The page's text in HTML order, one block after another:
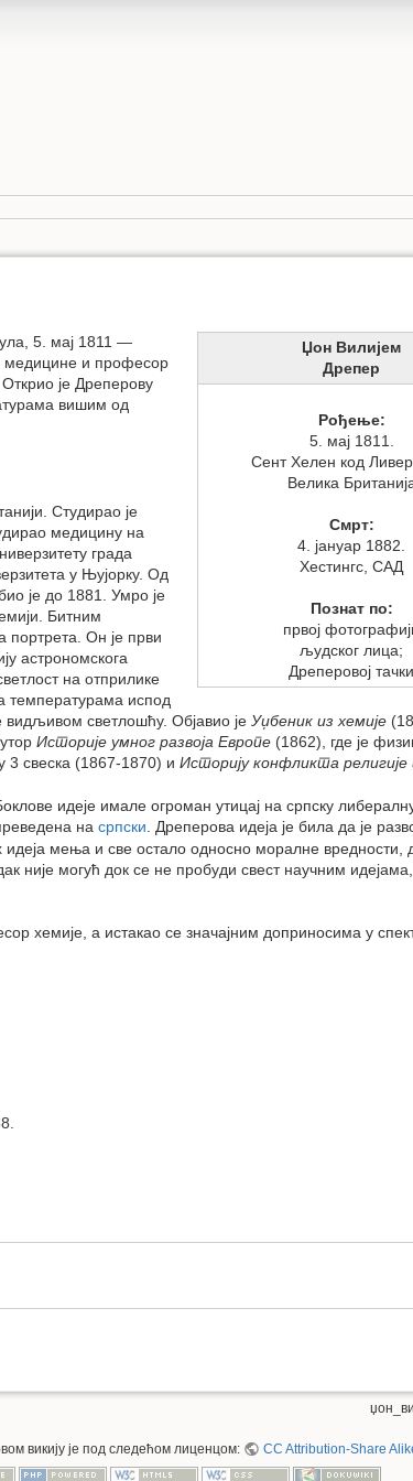
Џон Вилијем
Дрепер
Рођење:
5. мај 1811.
Сент Хелен код
Велика
Смрт:
4. јануар 1882.
Хестингс, САД
Познат по:
првој
људског лица;
Дреперовој тачки
5. мај 1811 —
медицине и професор
је Дреперову
вишим од
Студирао је
медицину на
града
у Њујорку. Од
је до 1881. Умро је
Битним
портрета. Он је први
астрономскога
на отприлике
температурама испод
видљивом светлошћу. Објавио је Уџбеник из хемије
Историје умног развоја Европе (1862), где је
3 свеска (1867-1870) и Историју конфликта религије
идеје имале огроман утицај на српску либералну
на српски . Дреперова идеја је била да је
мења и све остало односно моралне вредности,
није могућ док се не пробуди свест научним
хемије, а истакао се значајним доприносима у
викију је под следећом лиценцом: CC Attribution-Share